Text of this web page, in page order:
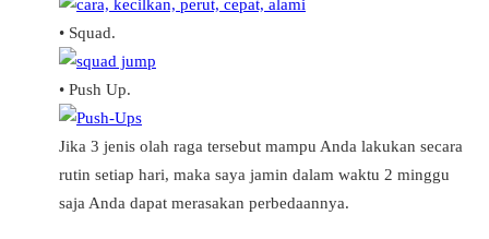
• Squad.
• Push Up.
Jika 3 jenis olah raga tersebut mampu Anda lakukan secara
rutin setiap hari, maka saya jamin dalam waktu 2 minggu
saja Anda dapat merasakan perbedaannya.